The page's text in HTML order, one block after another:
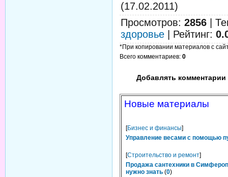
(17.02.2011)
Просмотров: 2856
здоровье
Рейтинг:
*При копировании материалов с
Всего комментариев: 0
Добавлять комментарии
Новые материалы
[Бизнес и финансы]
Управление весами с помощью
[Строительство и ремонт]
Продажа сантехники в
нужно знать (0)